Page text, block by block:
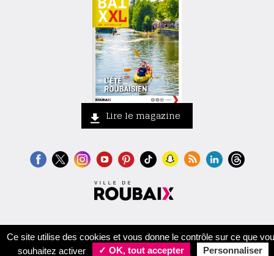
Lire le magazine
Contact Crédits Mentions légales Accessibilité
Ce site utilise des cookies et vous donne le contrôle sur ce que
souhaitez activer
✓ OK, tout accepter Personnaliser